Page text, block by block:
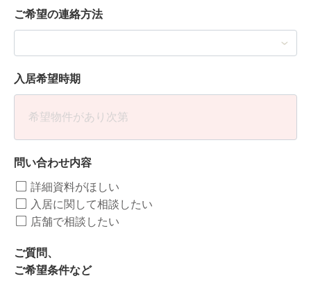
ご希望の連絡方法
入居希望時期
問い合わせ内容
詳細資料がほしい
入居に関して相談したい
店舗で相談したい
ご質問、
ご希望条件など